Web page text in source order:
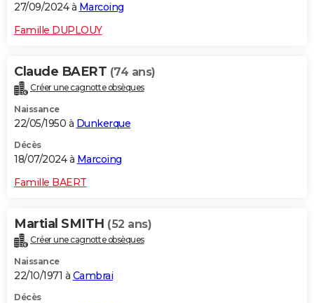
27/09/2024 à Marcoing
Famille DUPLOUY
Claude BAERT (74 ans)
Créer une cagnotte obsèques
Naissance
22/05/1950 à Dunkerque
Décès
18/07/2024 à Marcoing
Famille BAERT
Martial SMITH (52 ans)
Créer une cagnotte obsèques
Naissance
22/10/1971 à Cambrai
Décès